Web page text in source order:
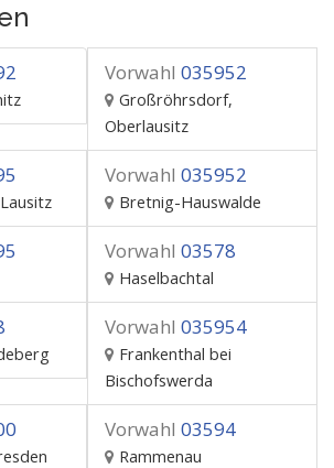
Vorwahl 035952
Großröhrsdorf,
Oberlausitz
Vorwahl 035952
Bretnig-Hauswalde
Vorwahl 03578
Haselbachtal
Vorwahl 035954
Frankenthal bei
Bischofswerda
Vorwahl 03594
Rammenau